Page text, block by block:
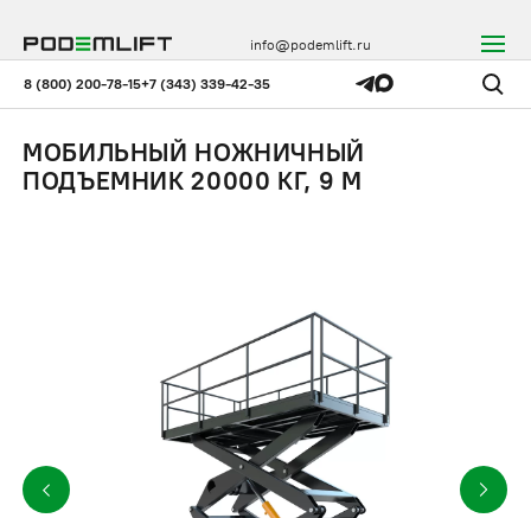
8 (800) 200-78-15+7 (343) 339-42-35
info@podemlift.ru
МОБИЛЬНЫЙ НОЖНИЧНЫЙ
ПОДЪЕМНИК 20000 КГ, 9 М